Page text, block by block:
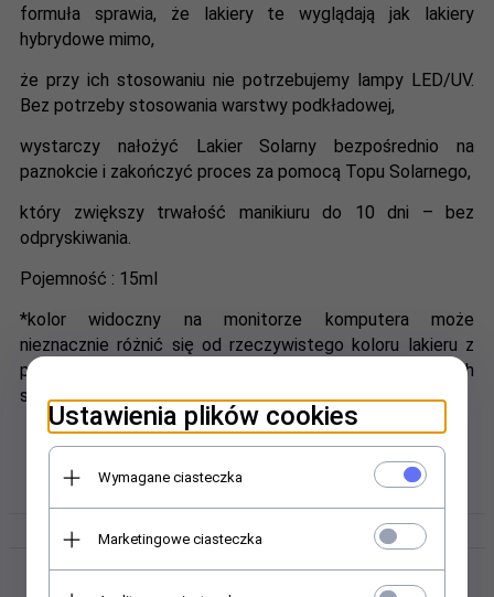
formuła sprawia, że lakiery te wyglądają jak lakiery
hybrydowe mimo,
że przy ich stosowaniu nie potrzebujemy lampy LED/UV.
Bez potrzeby stosowania warstwy podkładowej,
wystarczy nałożyć Lakier Solarny bezpośrednio na
paznokcie i zakończyć proces za pomocą Topu Solarnego,
który zwiększy trwałość manikiuru do 10 dni – bez
odpryskiwania.
Pojemność : 15ml
*kolor widoczny na monitorze komputera może
nieznacznie różnić się od rzeczywistego koloru lakieru z
powodu różnych rodzajów monitorów oraz ich
skalibrowania.
FILMY VIDEO
Polecamy w sklepie i hurtowni
Ustawienia plików cookies
Wymagane ciasteczka
Marketingowe ciasteczka